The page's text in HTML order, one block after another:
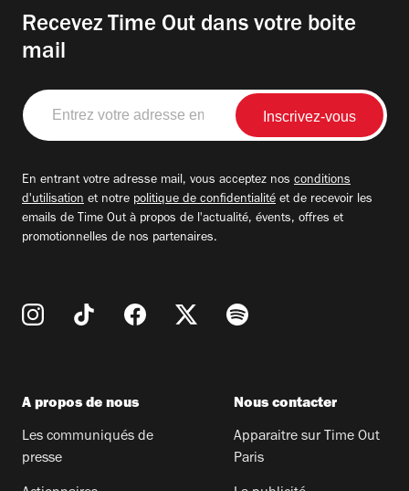
Recevez Time Out dans votre boite
mail
Entrez
votre
adresse
En entrant votre adresse mail, vous acceptez nos conditions
d'utilisation et notre politique de confidentialité et de recevoir les
emails de Time Out à propos de l'actualité, évents, offres et
promotionnelles de nos partenaires.
A propos de nous
Les communiqués de
presse
Nous contacter
Apparaitre sur Time Out
Paris